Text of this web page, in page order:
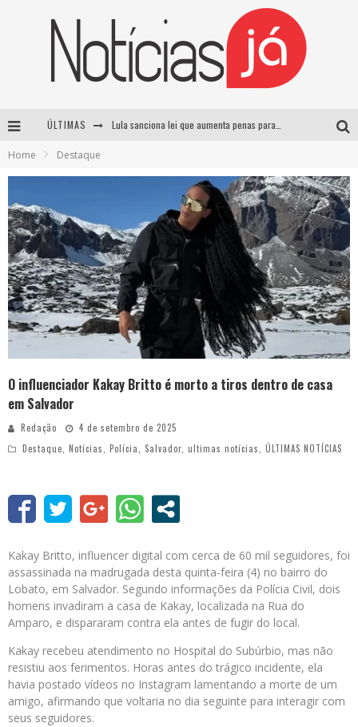
ÚLTIMAS
Operação prende dois suspeitos e cumpre mandados contra organização criminosa em Cajazeiras
Casamento de Davi Brito e Emilly Araújo está marcado para setembro e deve custar cerca de R$ 2 milhões
Home Destaque
O influenciador Kakay Britto é morto a tiros dentro de casa
em Salvador
Redação
4 de setembro de 2025
Destaque, Notícias, Polícia, Salvador, ultimas notícias, ÚLTIMAS NOTÍCIAS
Kakay Britto, influencer digital com cerca de 60 mil seguidores, foi
assassinada na madrugada desta quinta-feira (4) no bairro do
Lobato, em Salvador. Segundo informações da Polícia Civil, dois
homens invadiram a casa de Kakay, localizada na Rua do
Amparo, e dispararam contra ela antes de fugir do local.
Kakay recebeu atendimento no Hospital do Subúrbio, mas não
resistiu aos ferimentos. Horas antes do trágico incidente, ela
havia postado vídeos no Instagram lamentando a morte de um
amigo, afirmando que voltaria no dia seguinte para interagir com
seus seguidores.